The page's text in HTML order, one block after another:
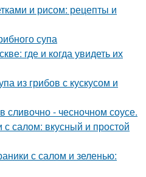
и рисом: рецепты и
супа
где и когда увидеть их
из грибов с кускусом и
сливочно - чесночном соусе.
салом: вкусный и простой
с салом и зеленью: